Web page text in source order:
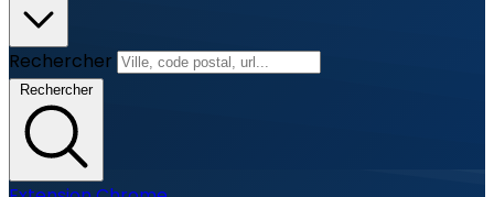
Rechercher
Rechercher